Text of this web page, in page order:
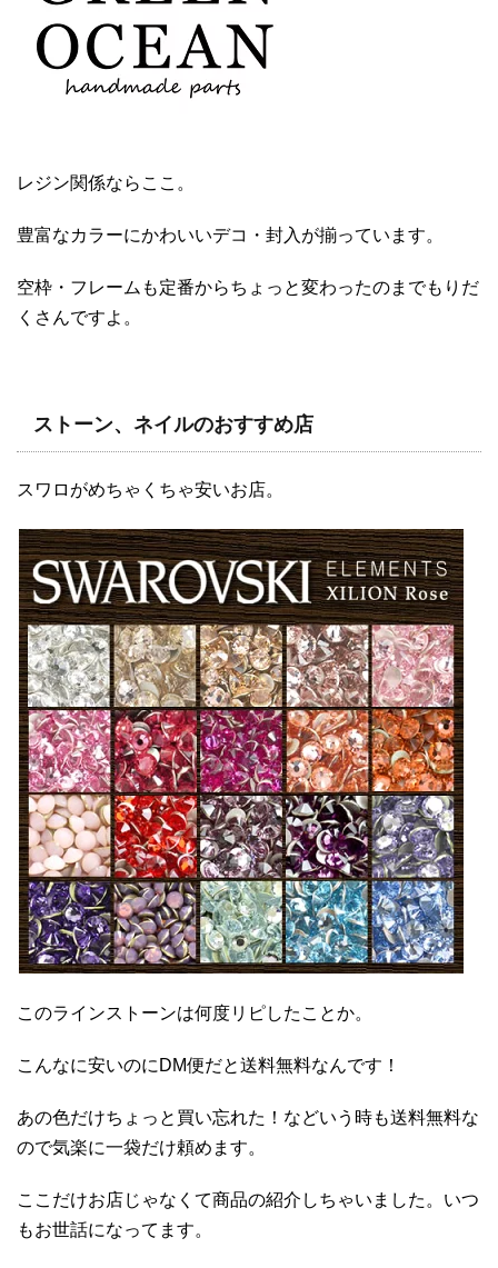
レジン関係ならここ。
豊富なカラーにかわいいデコ・封入が揃っています。
空枠・フレームも定番からちょっと変わったのまでもりだ
くさんですよ。
ストーン、ネイルのおすすめ店
スワロがめちゃくちゃ安いお店。
このラインストーンは何度リピしたことか。
こんなに安いのにDM便だと送料無料なんです！
あの色だけちょっと買い忘れた！などいう時も送料無料な
ので気楽に一袋だけ頼めます。
ここだけお店じゃなくて商品の紹介しちゃいました。いつ
もお世話になってます。